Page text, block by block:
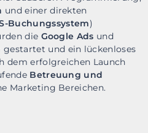
und einer direkten
Buchungssystem)
die Google Ads und
gestartet und ein lückenloses
dem erfolgreichen Launch
Betreuung und
Marketing Bereichen.